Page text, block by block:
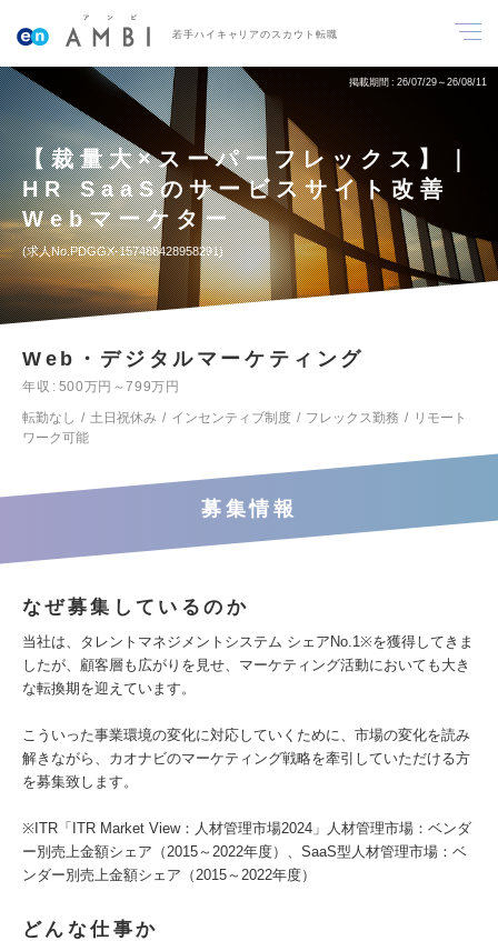
若手ハイキャリアのスカウト転職
掲載期間 26/07/29～26/08/11
【裁量大×スーパーフレックス】｜
HR SaaSのサービスサイト改善
Webマーケター
求人No.PDGGX-157488428958291
Web・デジタルマーケティング
年収
500万円～799万円
転勤なし
土日祝休み インセンティブ制度 フレックス勤務
リモート
ワーク可能
募集情報
なぜ募集しているのか
当社は、タレントマネジメントシステム シェアNo.1※を獲得してきま
したが、顧客層も広がりを見せ、マーケティング活動においても大き
な転換期を迎えています。
こういった事業環境の変化に対応していくために、市場の変化を読み
解きながら、カオナビのマーケティング戦略を牽引していただける方
を募集致します。
※ITR「ITR Market View：人材管理市場2024」人材管理市場：ベンダ
ー別売上金額シェア（2015～2022年度）、SaaS型人材管理市場：ベ
ンダー別売上金額シェア（2015～2022年度）
どんな仕事か